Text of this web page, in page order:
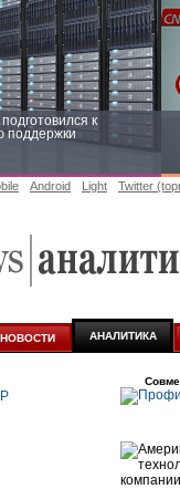
к
поддержки
Android Light Twitter
НОВОСТИ АНАЛИТИКА